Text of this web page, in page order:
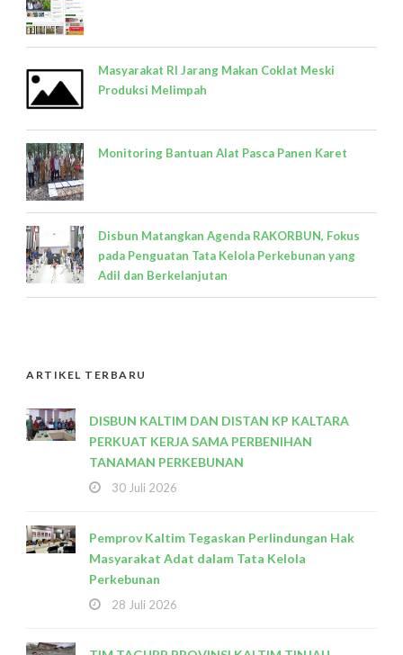
Masyarakat RI Jarang Makan Coklat Meski
Produksi Melimpah
Monitoring Bantuan Alat Pasca Panen Karet
Disbun Matangkan Agenda RAKORBUN, Fokus
pada Penguatan Tata Kelola Perkebunan yang
Adil dan Berkelanjutan
ARTIKEL TERBARU
DISBUN KALTIM DAN DISTAN KP KALTARA
PERKUAT KERJA SAMA PERBENIHAN
TANAMAN PERKEBUNAN
30 Juli 2026
Pemprov Kaltim Tegaskan Perlindungan Hak
Masyarakat Adat dalam Tata Kelola
Perkebunan
28 Juli 2026